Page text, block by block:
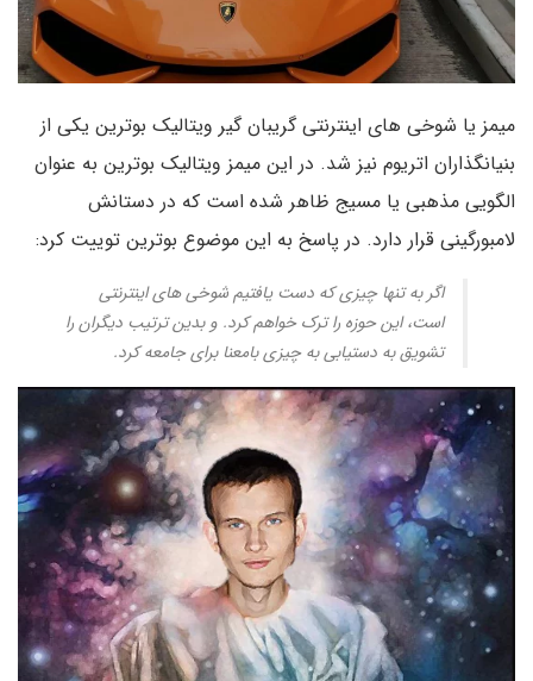
میمز یا شوخی های اینترنتی گریبان گیر ویتالیک بوترین یکی از
بنیانگذاران اتریوم نیز شد. در این میمز ویتالیک بوترین به عنوان
الگویی مذهبی یا مسیج ظاهر شده است که در دستانش
لامبورگینی قرار دارد. در پاسخ به این موضوع بوترین توییت کرد:
اگر به تنها چیزی که دست یافتیم شوخی های اینترنتی
است، این حوزه را ترک خواهم کرد. و بدین ترتیب دیگران را
تشویق به دستیابی به چیزی بامعنا برای جامعه کرد.